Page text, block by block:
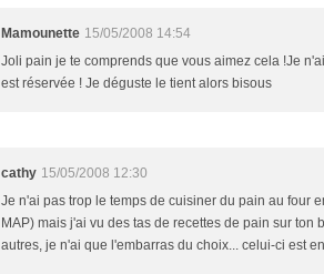
Mamounette 15/05/2008 14:54
Joli pain je te comprends que vous aimez cela !Je
est réservée ! Je déguste le tient alors bisous
cathy 15/05/2008 12:30
Je n'ai pas trop le temps de cuisiner du pain au four
MAP) mais j'ai vu des tas de recettes de pain sur
autres, je n'ai que l'embarras du choix... celui-ci est